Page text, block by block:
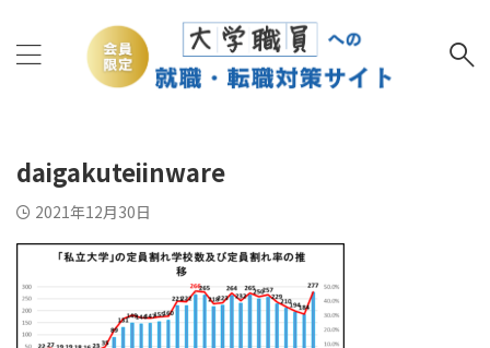
daigakuteiinware
2021年12月30日